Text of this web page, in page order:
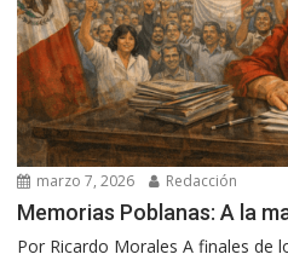
marzo 7, 2026 Redacción
Memorias Poblanas: A la
Por Ricardo Morales A finales de